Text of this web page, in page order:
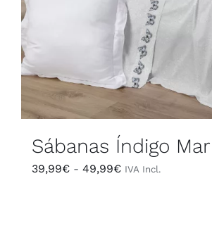
Sábanas Índigo
39,99€ - 49,99€Rango
IVA Incl.